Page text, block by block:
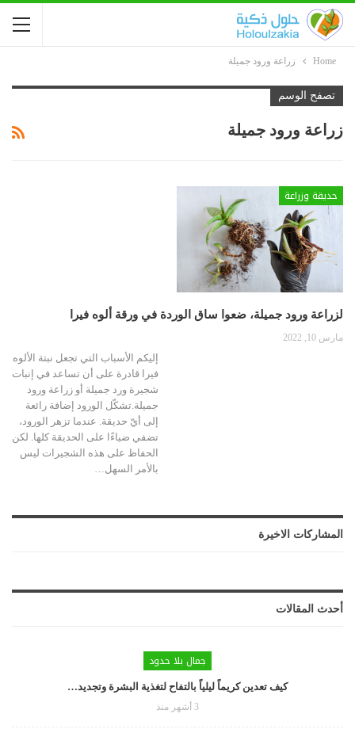
Home زراعة ورود جميلة
تصفح الوسم
زراعة ورود جميلة
حديقة وزراعة
لزراعة ورود جميلة، ضعوا ساق الوردة في ورقة ألوه فيرا
مارس 10, 2022
إليكم الأسباب التي تجعل نبتة الألوه
فيرا قادرة على أن تساعد في إنبات
شجيرة ورد جميلة أو زراعة ورود
جميلة.تشكّل الورود إضافة رائعة
إلى أيّ حديقة. عندما تزهر الورود،
تضفي ضياءًا على الحديقة كلها. لكن
الحفاظ على هذه الشجيرات ليس
بالأمر السهل…
المشاركات الاخيرة
أحدث المقالات
جمال بلا حدود
كيف تعدين كريماً ليلياً بالتفاح لتغذية البشرة وتجديد…
3 أشهر منذ